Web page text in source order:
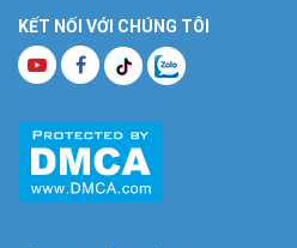
KẾT NỐI VỚI CHÚNG TÔI